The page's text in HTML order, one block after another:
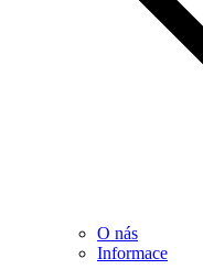
O nás
Informace